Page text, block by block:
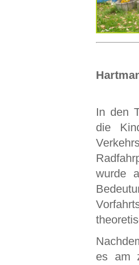
In den
die
wurde
es am